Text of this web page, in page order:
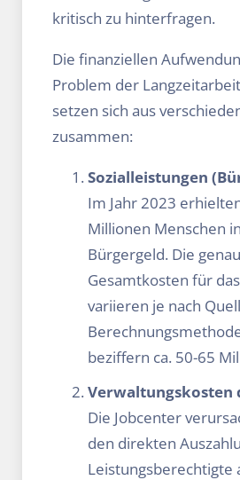
kritisch zu hinterfragen.
Die finanziellen
Problem der
setzen sich aus
zusammen:
Sozialleistungen
Im Jahr 2023
Millionen Menschen
Bürgergeld. Die
Gesamtkosten für
variieren je nach
beziffern ca. 50-65
Verwaltungskosten
Die Jobcenter
den direkten
Leistungsberechtigte